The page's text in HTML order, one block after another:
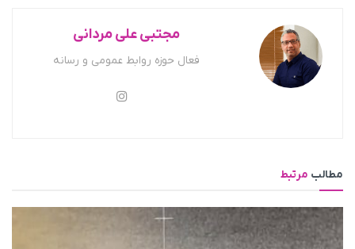
مجتبی علی مردانی
فعال حوزه روابط عمومی و رسانه
مطالب مرتبط